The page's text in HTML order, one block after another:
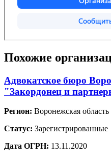
Похожие
Адвокатское бюро
"Закордонец и
Регион: Воронежская область
Статус: Зарегистрированные
Дата ОГРН: 13.11.2020